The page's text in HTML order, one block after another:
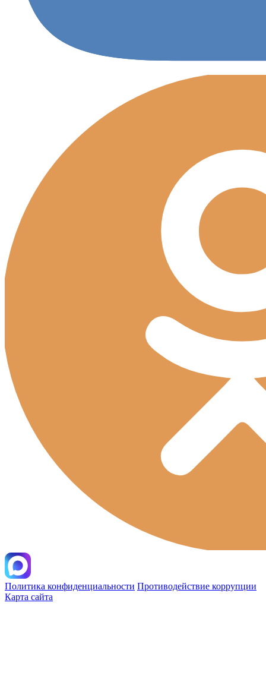
Политика конфиденциальности Противодействие коррупции
Карта сайта